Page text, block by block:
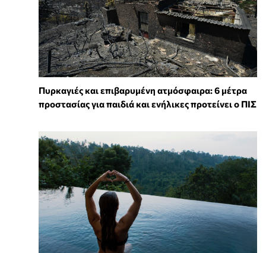
Πυρκαγιές και επιβαρυμένη ατμόσφαιρα: 6 μέτρα
προστασίας για παιδιά και ενήλικες προτείνει ο ΠΙΣ